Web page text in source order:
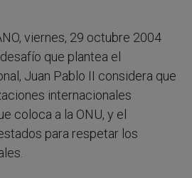
viernes, 29 octubre 2004
que plantea el
Juan Pablo II considera que
internacionales
coloca a la ONU, y el
para respetar los